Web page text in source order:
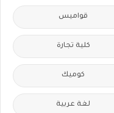
قواميس
كلية تجارة
كوميك
لغة عربية